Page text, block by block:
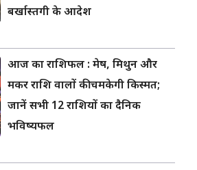
बर्खास्तगी के आदेश
आज का राशिफल : मेष, मिथुन और
मकर राशि वालों की चमकेगी किस्मत;
जानें सभी 12 राशियों का दैनिक
भविष्यफल